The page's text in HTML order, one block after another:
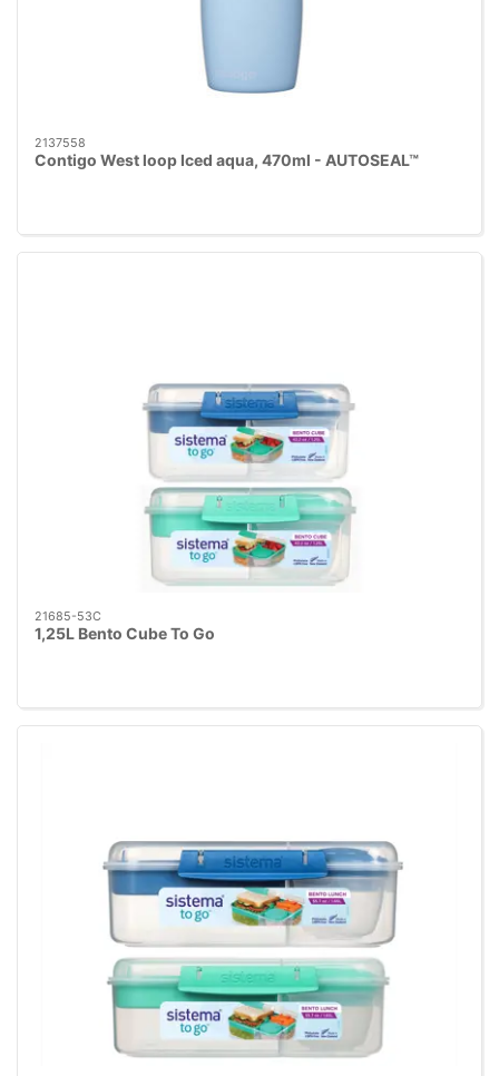
2137558
Contigo West loop Iced aqua, 470ml - AUTOSEAL™
21685-53C
1,25L Bento Cube To Go